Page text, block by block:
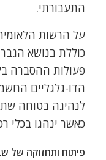
התעבורתי.
על הרשות
כוללת בנושא
פעולות ההסברה
הדו-גלגליים
לנהיגה בטוחה
כאשר ינהגו בכלי
פיתוח ותחזוקה של